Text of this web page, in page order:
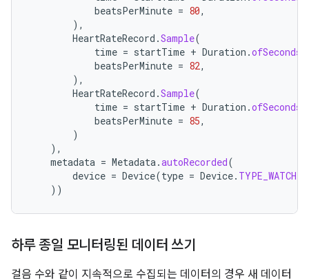
beatsPerMinute = 80,
),
HeartRateRecord .Sample(
time = startTime + Duration .ofSeconds
beatsPerMinute = 82,
),
HeartRateRecord .Sample(
time = startTime + Duration .ofSeconds
beatsPerMinute = 85,
)
),
metadata = Metadata.autoRecorded(
device = Device(type = Device. TYPE_WATCH
))
하루 종일 모니터링된 데이터 쓰기
걸음 수와 같이 지속적으로 수집되는 데이터의 경우 새 데이터